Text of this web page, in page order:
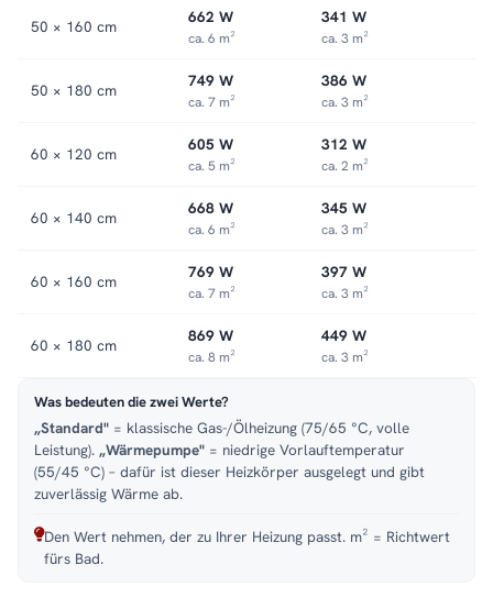
50 × 160 cm 662 W
ca. 6 m²
341 W
ca. 3 m²
50 × 180 cm 749 W
ca. 7 m²
386 W
ca. 3 m²
60 × 120 cm 605 W
ca. 5 m²
312 W
ca. 2 m²
60 × 140 cm 668 W
ca. 6 m²
345 W
ca. 3 m²
60 × 160 cm 769 W
ca. 7 m²
397 W
ca. 3 m²
60 × 180 cm 869 W
ca. 8 m²
449 W
ca. 3 m²
Was bedeuten die zwei Werte?
„Standard" = klassische Gas-/Ölheizung (75/65 °C, volle
Leistung). „Wärmepumpe" = niedrige Vorlauftemperatur
(55/45 °C) – dafür ist dieser Heizkörper ausgelegt und gibt
zuverlässig Wärme ab.
Den Wert nehmen, der zu Ihrer Heizung passt. m² = Richtwert
fürs Bad.